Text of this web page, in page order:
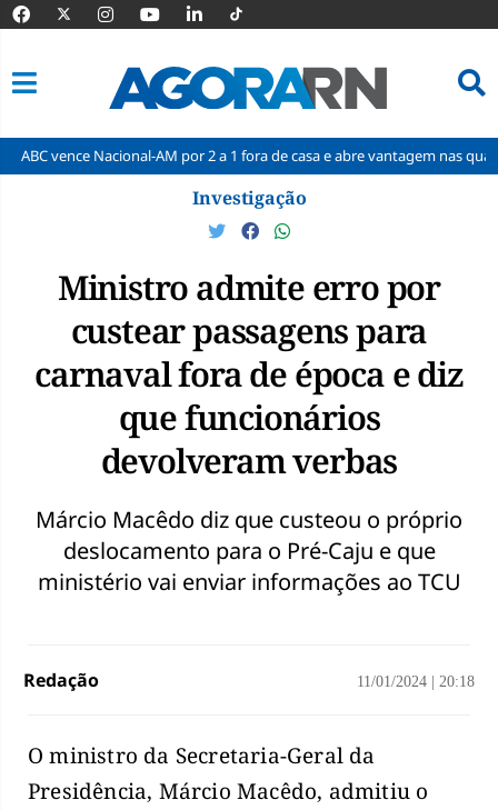
AM por 2 a 1 fora de casa e abre vantagem nas quartas
Investigação
Ministro admite erro por
custear passagens para
carnaval fora de época e diz
que funcionários
devolveram verbas
Márcio Macêdo diz que custeou o próprio
deslocamento para o Pré-Caju e que
ministério vai enviar informações ao TCU
Redação 11/01/2024 20:18
O ministro da Secretaria-Geral da
Presidência, Márcio Macêdo, admitiu o